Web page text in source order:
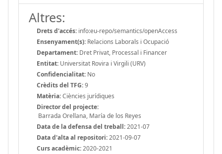
Altres:
Drets d'accés: info:eu-repo/semantics/openAccess
Ensenyament(s): Relacions Laborals i Ocupació
Departament: Dret Privat, Processal i Financer
Entitat: Universitat Rovira i Virgili (URV)
Confidencialitat: No
Crèdits del TFG:9
Matèria:Ciències jurídiques
Director del projecte:
Barrada Orellana, María de los Reyes
Data de la defensa del treball:2021-07
Data d'alta al repositori:2021-09-07
Curs acadèmic:2020-2021